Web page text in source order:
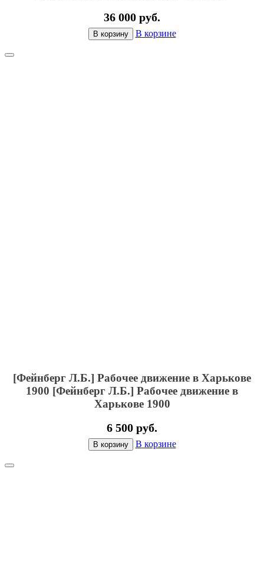
36 000 руб.
В корзину В корзине
[Фейнберг Л.Б.] Рабочее движение в Харькове
1900 [Фейнберг Л.Б.] Рабочее движение в
Харькове 1900
6 500 руб.
В корзину В корзине